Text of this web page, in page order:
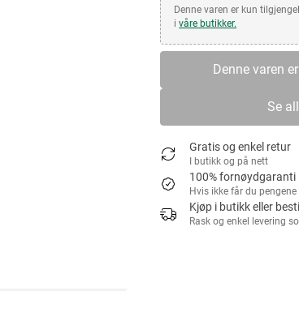
Denne varen er kun
ivåre butikker.
Denne varen
Se
Gratis og enkel retur
I butikk og på nett
100% fornøydgaranti
Hvis ikke får du
Kjøp i butikk eller
Rask og enkel levering